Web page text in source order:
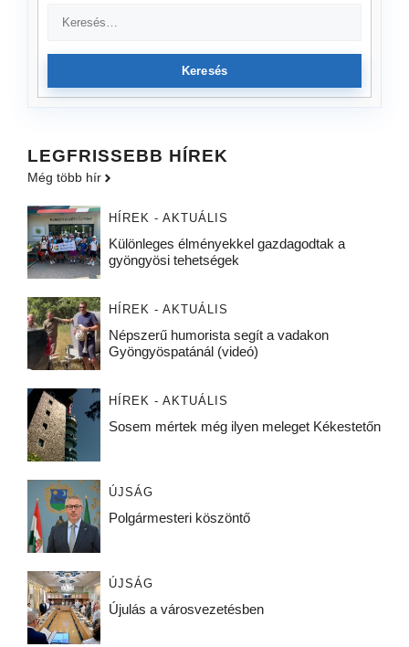
Keresés
LEGFRISSEBB HÍREK
Még több hír
HÍREK - AKTUÁLIS
Különleges élményekkel gazdagodtak a
gyöngyösi tehetségek
HÍREK - AKTUÁLIS
Népszerű humorista segít a vadakon
Gyöngyöspatánál (videó)
HÍREK - AKTUÁLIS
Sosem mértek még ilyen meleget Kékestetőn
ÚJSÁG
Polgármesteri köszöntő
ÚJSÁG
Újulás a városvezetésben